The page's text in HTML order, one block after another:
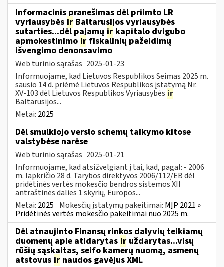
Informacinis pranešimas dėl priimto LR
vyriausybės ir Baltarusijos vyriausybės
sutarties...dėl pajamų ir kapitalo dvigubo
apmokestinimo ir fiskalinių pažeidimų
išvengimo denonsavimo
Web turinio sąrašas 2025-01-23
Informuojame, kad Lietuvos Respublikos Seimas 2025 m.
sausio 14 d. priėmė Lietuvos Respublikos įstatymą Nr.
XV-103 dėl Lietuvos Respublikos Vyriausybės ir
Baltarusijos...
Metai: 2025
Dėl smulkiojo verslo schemų taikymo kitose
valstybėse narėse
Web turinio sąrašas 2025-01-21
Informuojame, kad atsižvelgiant į tai, kad, pagal: - 2006
m. lapkričio 28 d. Tarybos direktyvos 2006/112/EB dėl
pridėtinės vertės mokesčio bendros sistemos XII
antraštinės dalies 1 skyrių, Europos...
Metai: 2025 Mokesčių įstatymų pakeitimai: MĮP 2021 »
Pridėtinės vertės mokesčio pakeitimai nuo 2025 m.
Dėl atnaujinto Finansų rinkos dalyvių teikiamų
duomenų apie atidarytas ir uždarytas...visų
rūšių sąskaitas, seifo kamerų nuomą, asmenų
atstovus ir naudos gavėjus XML